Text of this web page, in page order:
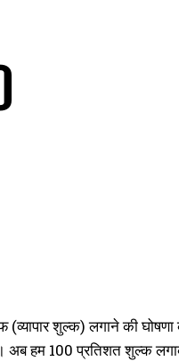
शुल्क) लगाने की
अब हम 100 प्रतिशत शुल्क